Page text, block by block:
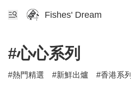
Fishes' Dream
#心心系列
熱門精選 新鮮出爐 香港系列